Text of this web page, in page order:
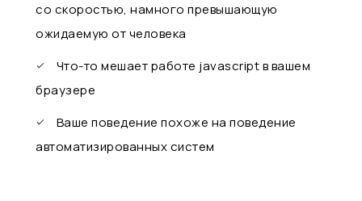
со скоростью, намного превышающую
ожидаемую от человека
Что-то мешает работе javascript в вашем
браузере
Ваше поведение похоже на поведение
автоматизированных систем